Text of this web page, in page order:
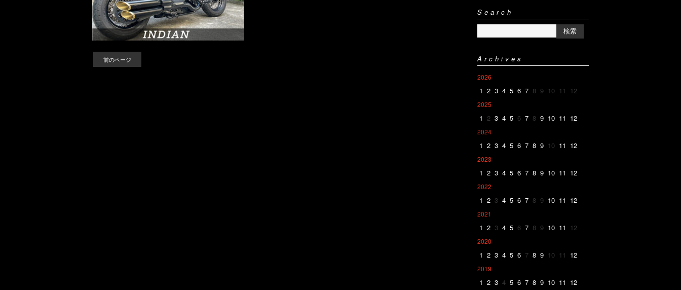
前のページ
Search
Archives
2026
1 2 3 4 5 6 7 8 9 10 11 12
2025
1 2 3 4 5 6 7 8 9 10 11 12
2024
1 2 3 4 5 6 7 8 9 10 11 12
2023
1 2 3 4 5 6 7 8 9 10 11 12
2022
1 2 3 4 5 6 7 8 9 10 11 12
2021
1 2 3 4 5 6 7 8 9 10 11 12
2020
1 2 3 4 5 6 7 8 9 10 11 12
2019
1 2 3 4 5 6 7 8 9 10 11 12